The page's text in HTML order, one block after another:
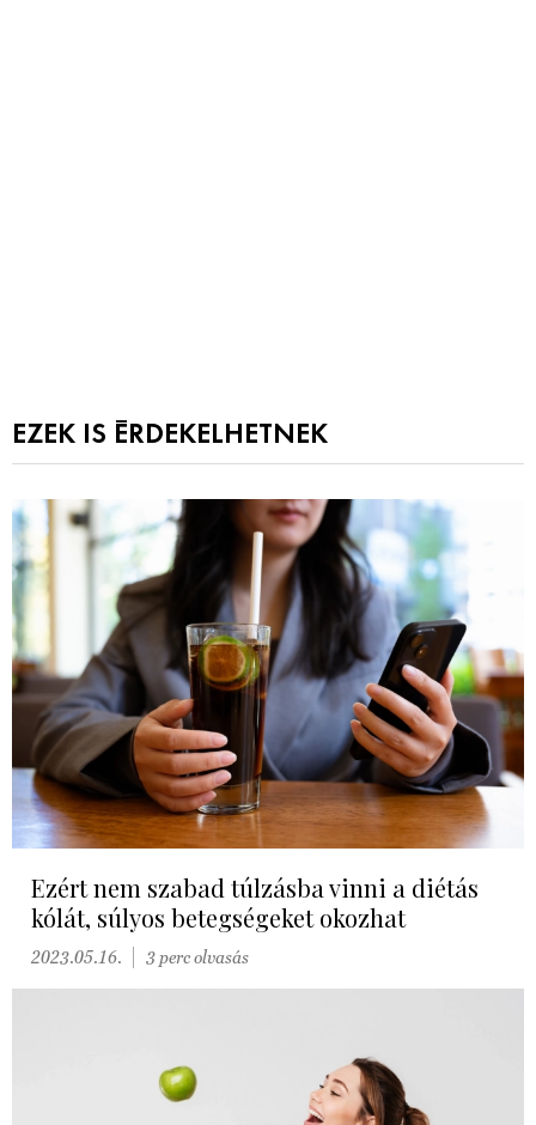
EZEK IS ÉRDEKELHETNEK
Ezért nem szabad túlzásba vinni a diétás
kólát, súlyos betegségeket okozhat
2023.05.16. 3 perc olvasás